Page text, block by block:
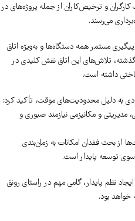
و ترخیص‌کاران از جمله پروژه‌های در
می‌رسند.
پیگیری مستمر همه دستگاه‌ها و به‌ویژه اتاق
تلاش‌های این اتاق نقش کلیدی در
داشته است.
به دلیل محدودیت‌های موقت، تأکید کرد:
مدیریتی و مکانیزمی نیازمند صبوری و
از بحث فقدان امکانات به زمان‌بندی
توسعه پایدار است.
نظم پایدار، گامی مهم در راستای رونق
خواهد بود.